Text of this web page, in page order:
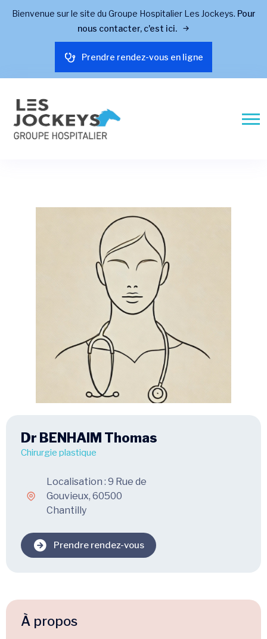
Bienvenue sur le site du Groupe Hospitalier Les Jockeys. Pour
nous contacter, c'est ici.
Prendre rendez-vous en ligne
Dr BENHAIM Thomas
Chirurgie plastique
Localisation : 9 Rue de
Gouvieux, 60500
Chantilly
Prendre rendez-vous
À propos